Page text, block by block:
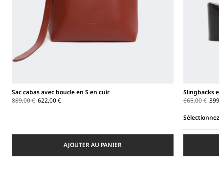
Sac cabas avec boucle en S en cuir
889,00 € 622,00 €
AJOUTER AU PANIER
Slingbacks
665,00 €